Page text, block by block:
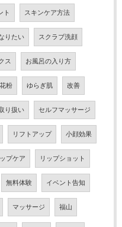
ト スキンケア方法
りたい スクラブ洗顔
ス お風呂の入り方
粉 ゆらぎ肌 改善
り扱い セルフマッサージ
リフトアップ 小顔効果
プケア リップショット
無料体験 イベント告知
マッサージ 福山